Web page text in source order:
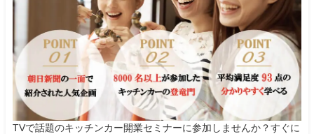
TVで話題のキッチンカー開業セミナーに参加しませんか？すぐに